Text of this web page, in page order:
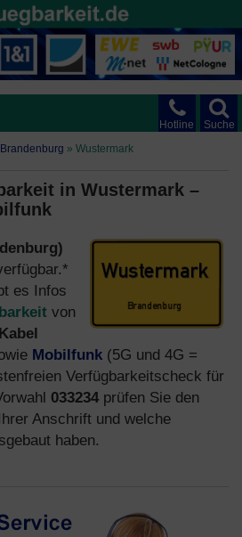
Suche
Hotline
Brandenburg » Wustermark
in Wustermark –
es Infos
von
Mobilfunk (5G und 4G =
Verfügbarkeitscheck für
033234 prüfen Sie den
Anschrift und welche
haben.